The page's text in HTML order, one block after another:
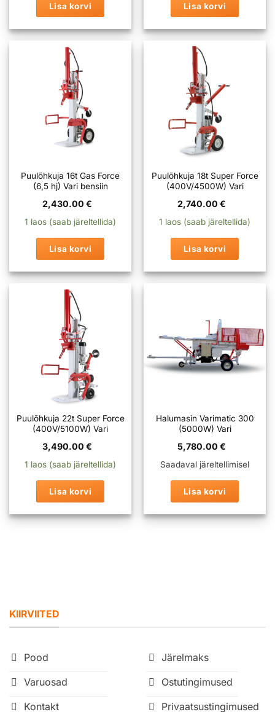
Lisa korvi Lisa korvi
Puulõhkuja 16t Gas Force
(6,5 hj) Vari bensiin
2,430.00 €
1 laos (saab järeltellida)
Lisa korvi
Puulõhkuja 18t Super Force
(400V/4500W) Vari
2,740.00 €
1 laos (saab järeltellida)
Lisa korvi
Puulõhkuja 22t Super Force
(400V/5100W) Vari
3,490.00 €
1 laos (saab järeltellida)
Lisa korvi
Halumasin Varimatic 300
(5000W) Vari
5,780.00 €
Saadaval järeltellimisel
Lisa korvi
KIIRVIITED
Pood
Varuosad
Kontakt
Järelmaks
Ostutingimused
Privaatsustingimused